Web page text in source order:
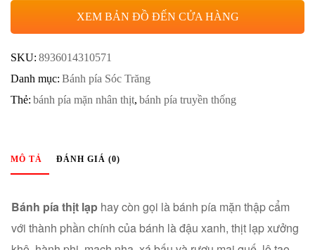
XEM BẢN ĐỒ ĐẾN CỬA HÀNG
SKU: 8936014310571
Danh mục: Bánh pía Sóc Trăng
Thẻ: bánh pía mặn nhân thịt, bánh pía truyền thống
MÔ TẢ ĐÁNH GIÁ (0)
Bánh pía thịt lạp hay còn gọi là bánh pía mặn thập cẩm
với thành phần chính của bánh là đậu xanh, thịt lạp xưởng